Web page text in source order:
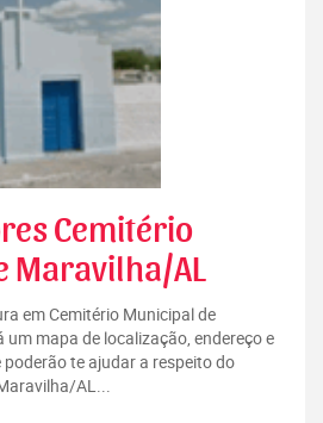
Cemitério
Maravilha/AL
em Cemitério Municipal de
mapa de localização, endereço e
te ajudar a respeito do
AL...